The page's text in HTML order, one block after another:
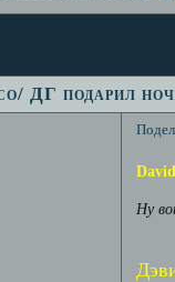
ДГ подарил
Ну